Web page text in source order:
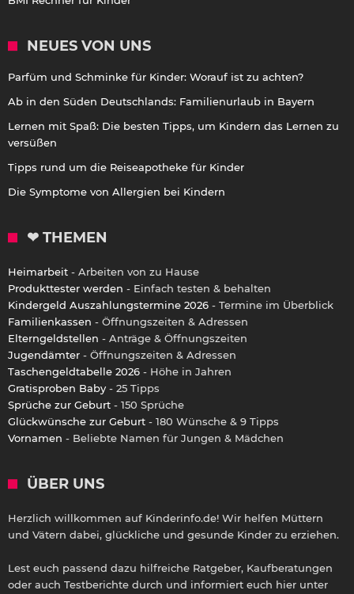
NEUES VON UNS
Parfüm und Schminke für Kinder: Worauf ist zu achten?
Ab in den Süden Deutschlands: Familienurlaub in Bayern
Lernen mit Spaß: Die besten Tipps, um Kindern das Lernen zu
versüßen
Tipps rund um die Reiseapotheke für Kinder
Die Symptome von Allergien bei Kindern
❤ THEMEN
Heimarbeit - Arbeiten von zu Hause
Produkttester werden - Einfach testen & behalten
Kindergeld Auszahlungstermine 2026 - Termine im Überblick
Familienkassen - Öffnungszeiten & Adressen
Elterngeldstellen - Anträge & Öffnungszeiten
Jugendämter - Öffnungszeiten & Adressen
Taschengeldtabelle 2026 - Höhe in Jahren
Gratisproben Baby - 25 Tipps
Sprüche zur Geburt - 150 Sprüche
Glückwünsche zur Geburt - 180 Wünsche & 9 Tipps
Vornamen - Beliebte Namen für Jungen & Mädchen
ÜBER UNS
Herzlich willkommen auf Kinderinfo.de! Wir helfen Müttern
und Vätern dabei, glückliche und gesunde Kinder zu erziehen.
Lest euch passend dazu hilfreiche Ratgeber, Kaufberatungen
oder auch Testberichte durch und informiert euch hier unter